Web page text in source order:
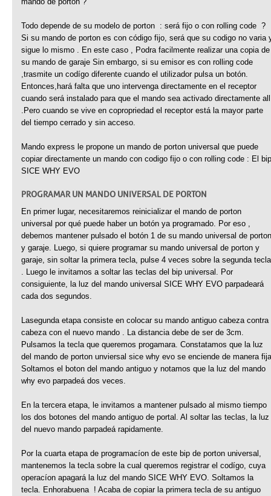
Todo depende de su modelo de porton : será fijo o con rolling code ?
Si su mando de porton es con código fijo, será que su codigo no varia
sigue lo mismo . En este caso , Podra facilmente realizar una copia de
su mando de garaje Sin embargo, si su emisor es con rolling code
,trasmite un codígo diferente cuando el utilizador pulsa un botón.
Entonces,hará falta que uno intervenga directamente en el receptor
cuando será instalado para que el mando sea activado directamente
.Pero cuando se vive en copropriedad el receptor está la mayor parte
del tiempo cerrado y sin acceso.
Mando express le propone un mando de porton universal que puede
copiar directamente un mando con codigo fijo o con rolling code : El bip
SICE WHY EVO
PROGRAMAR UN MANDO UNIVERSAL DE PORTON
En primer lugar, necesitaremos reinicializar el mando de porton
universal por qué puede haber un botón ya programado. Por eso ,
debemos mantener pulsado el botón 1 de su mando universal de porton
y garaje. Luego, si quiere programar su mando universal de porton y
garaje, sin soltar la primera tecla, pulse 4 veces sobre la segunda tecla
. Luego le invitamos a soltar las teclas del bip universal. Por
consiguiente, la luz del mando universal SICE WHY EVO parpadeará
cada dos segundos.
Lasegunda etapa consiste en colocar su mando antiguo cabeza contra
cabeza con el nuevo mando . La distancia debe de ser de 3cm.
Pulsamos la tecla que queremos progamara. Constatamos que la luz
del mando de porton unviersal sice why evo se enciende de manera
Soltamos el boton del mando antiguo y notamos que la luz del mando
why evo parpadeá dos veces.
En la tercera etapa, le invitamos a mantener pulsado al mismo tiempo
los dos botones del mando antiguo de portal. Al soltar las teclas, la luz
del nuevo mando parpadeá rapidamente.
Por la cuarta etapa de programacíon de este bip de porton universal,
mantenemos la tecla sobre la cual queremos registrar el codígo, cuya
operacíon apagará la luz del mando SICE WHY EVO. Soltamos la
tecla. Enhorabuena ! Acaba de copiar la primera tecla de su antiguo